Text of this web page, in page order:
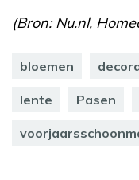
(Bron: Nu.nl,
bloemen
lente Pasen